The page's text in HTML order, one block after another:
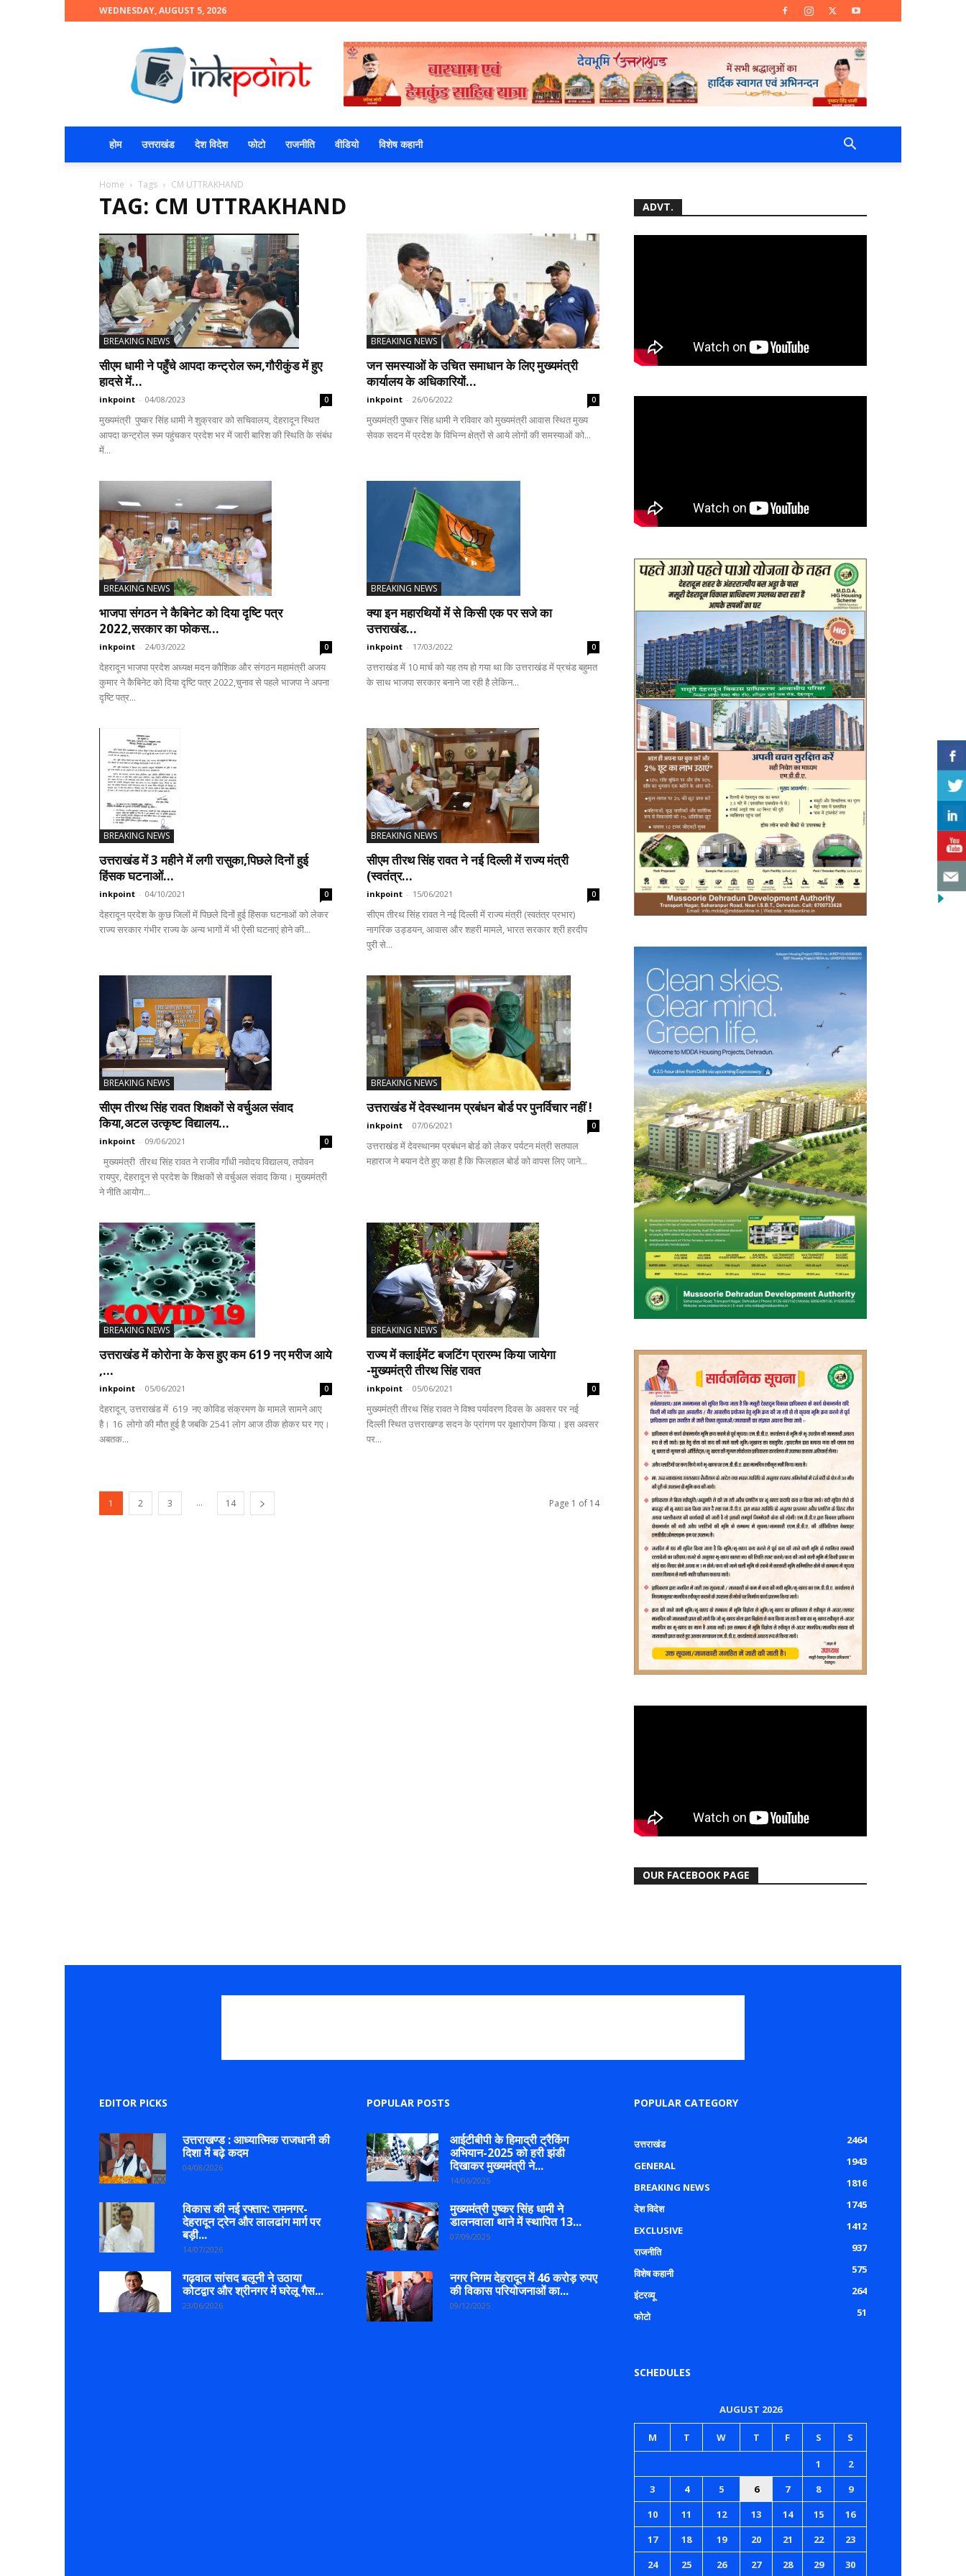
WEDNESDAY, AUGUST 5, 2026
होम उत्तराखंड देश विदेश फोटो राजनीति वीडियो विशेष कहानी
Home Tags CM UTTRAKHAND
TAG: CM UTTRAKHAND
BREAKING NEWS
सीएम धामी ने पहुँचे आपदा कन्ट्रोल रूम,गौरीकुंड में हुए
हादसे में...
inkpoint - 04/08/2023 0
मुख्यमंत्री पुष्कर सिंह धामी ने शुक्रवार को सचिवालय, देहरादून स्थित
आपदा कन्ट्रोल रूम पहुंचकर प्रदेश भर में जारी बारिश की स्थिति के संबंध
में...
BREAKING NEWS
जन समस्याओं के उचित समाधान के लिए मुख्यमंत्री
कार्यालय के अधिकारियों...
inkpoint - 26/06/2022 0
मुख्यमंत्री पुष्कर सिंह धामी ने रविवार को मुख्यमंत्री आवास स्थित मुख्य
सेवक सदन में प्रदेश के विभिन्न क्षेत्रों से आये लोगों की समस्याओं को...
BREAKING NEWS
भाजपा संगठन ने कैबिनेट को दिया दृष्टि पत्र
2022,सरकार का फोकस...
inkpoint - 24/03/2022 0
देहरादून भाजपा प्रदेश अध्यक्ष मदन कौशिक और संगठन महामंत्री अजय
कुमार ने कैबिनेट को दिया दृष्टि पत्र 2022,चुनाव से पहले भाजपा ने अपना
दृष्टि पत्र...
BREAKING NEWS
क्या इन महारथियों में से किसी एक पर सजे का
उत्तराखंड...
inkpoint - 17/03/2022 0
उत्तराखंड में 10 मार्च को यह तय हो गया था कि उत्तराखंड में प्रचंड बहुमत
के साथ भाजपा सरकार बनाने जा रही है लेकिन...
BREAKING NEWS
उत्तराखंड में 3 महीने में लगी रासुका,पिछले दिनों हुई
हिंसक घटनाओं...
inkpoint - 04/10/2021 0
देहरादून प्रदेश के कुछ जिलों में पिछले दिनों हुई हिंसक घटनाओं को लेकर
राज्य सरकार गंभीर राज्य के अन्य भागों में भी ऐसी घटनाएं होने की...
BREAKING NEWS
सीएम तीरथ सिंह रावत ने नई दिल्ली में राज्य मंत्री
(स्वतंत्र...
inkpoint - 15/06/2021 0
सीएम तीरथ सिंह रावत ने नई दिल्ली में राज्य मंत्री (स्वतंत्र प्रभार)
नागरिक उड्डयन, आवास और शहरी मामले, भारत सरकार श्री हरदीप
पुरी से...
BREAKING NEWS
सीएम तीरथ सिंह रावत शिक्षकों से वर्चुअल संवाद
किया,अटल उत्कृष्ट विद्यालय...
inkpoint - 09/06/2021 0
मुख्यमंत्री तीरथ सिंह रावत ने राजीव गाँधी नवोदय विद्यालय, तपोवन
रायपुर, देहरादून से प्रदेश के शिक्षकों से वर्चुअल संवाद किया। मुख्यमंत्री
ने नीति आयोग...
BREAKING NEWS
उत्तराखंड में देवस्थानम प्रबंधन बोर्ड पर पुनर्विचार नहीं !
inkpoint - 07/06/2021 0
उत्तराखंड में देवस्थानम प्रबंधन बोर्ड को लेकर पर्यटन मंत्री सतपाल
महाराज ने बयान देते हुए कहा है कि फिलहाल बोर्ड को वापस लिए जाने...
BREAKING NEWS
उत्तराखंड में कोरोना के केस हुए कम 619 नए मरीज आये
,...
inkpoint - 05/06/2021 0
देहरादून, उत्तराखंड में 619 नए कोविड संक्रमण के मामले सामने आए
है। 16 लोगो की मौत हुई है जबकि 2541 लोग आज ठीक होकर घर गए।
अबतक...
BREAKING NEWS
राज्य में क्लाईमेंट बजटिंग प्रारम्भ किया जायेगा
-मुख्यमंत्री तीरथ सिंह रावत
inkpoint - 05/06/2021 0
मुख्यमंत्री तीरथ सिंह रावत ने विश्व पर्यावरण दिवस के अवसर पर नई
दिल्ली स्थित उत्तराखण्ड सदन के प्रांगण पर वृक्षारोपण किया। इस अवसर
पर...
1 2 3 ... 14 Page 1 of 14
ADVT.
OUR FACEBOOK PAGE
EDITOR PICKS
उत्तराखण्ड : आध्यात्मिक राजधानी की
दिशा में बढ़े कदम
04/08/2026
विकास की नई रफ्तार: रामनगर-
देहरादून ट्रेन और लालढांग मार्ग पर
बड़ी...
14/07/2026
गढ़वाल सांसद बलूनी ने उठाया
कोटद्वार और श्रीनगर में घरेलू गैस...
23/06/2026
POPULAR POSTS
आईटीबीपी के हिमाद्री ट्रैकिंग
अभियान-2025 को हरी झंडी
दिखाकर मुख्यमंत्री ने...
14/06/2025
मुख्यमंत्री पुष्कर सिंह धामी ने
डालनवाला थाने में स्थापित 13...
07/09/2025
नगर निगम देहरादून में 46 करोड़ रुपए
की विकास परियोजनाओं का...
09/12/2025
POPULAR CATEGORY
उत्तराखंड
2464
GENERAL
1943
BREAKING NEWS
1816
देश विदेश
1745
EXCLUSIVE
1412
राजनीति
937
विशेष कहानी
575
इंटरव्यू
264
फोटो
51
SCHEDULES
AUGUST 2026
M T W T F S S
1
2
3
4 5 6 7 8
9
10
11 12 13 14 15
16
17
18 19 20 21 22
23
24
25 26 27 28 29 30